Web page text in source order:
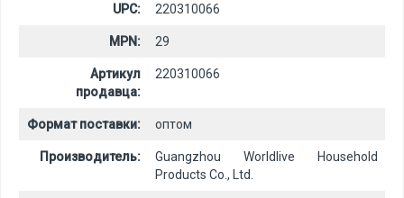
UPC: 220310066
MPN: 29
Артикул
продавца:
220310066
Формат поставки: оптом
Производитель:
Guangzhou Worldlive Household
Products Co., Ltd.